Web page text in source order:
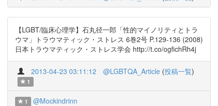
【LGBT/臨床心理学】石丸径一郎「性的マイノリティとトラ
ウマ」トラウマティック・ストレス 6巻2号 P.129-136 (2008)
日本トラウマティック・ストレス学会 http://t.co/ogfichRh4j
2013-04-23 03:11:12 @LGBTQA_Article (投稿一覧)
1
1 @Mockindrinn